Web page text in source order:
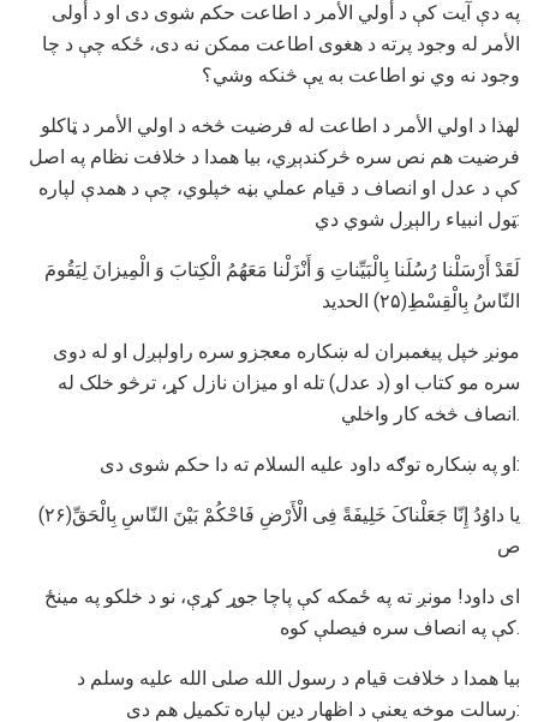
په دې آیت کې د أولي الأمر د اطاعت حکم شوی دی او د أولی
الأمر له وجود پرته د هغوی اطاعت ممکن نه دی، ځکه چې د چا
وجود نه وي نو اطاعت به یې څنکه وشي؟
لهذا د اولي الأمر د اطاعت له فرضیت څخه د اولي الأمر د ټاکلو
فرضیت هم نص سره څرکندېږي، بیا همدا د خلافت نظام په اصل
کې د عدل او انصاف د قیام عملي بڼه خپلوي، چې د همدې لپاره
ټول انبیاء رالېږل شوي دي:
لَقَدْ أَرْسَلْنا رُسُلَنا بِالْبَیِّناتِ وَ أَنْزَلْنا مَعَهُمُ الْکِتابَ وَ الْمِیزانَ لِیَقُومَ
النّاسُ بِالْقِسْطِ(۲۵) الحدید
مونږ خپل پیغمبران له ښکاره معجزو سره راولېږل او له دوی
سره مو کتاب او (د عدل) تله او میزان نازل کړ، ترڅو خلک له
انصاف څخه کار واخلي.
او په ښکاره توګه داود علیه السلام ته دا حکم شوی دی:
یا داوُدُ إِنّا جَعَلْناکَ خَلِیفَةً فِی الْأَرْضِ فَاحْکُمْ بَیْنَ النّاسِ بِالْحَقِّ(۲۶)
ص
ای داود! مونږ ته په ځمکه کې پاچا جوړ کړې، نو د خلکو په مینځ
کې په انصاف سره فیصلې کوه.
بیا همدا د خلافت قیام د رسول الله صلی الله علیه وسلم د
رسالت موخه یعنې د اظهار دین لپاره تکمیل هم دی: